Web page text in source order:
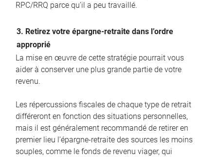
RPC/RRQ parce qu’il a peu travaillé.
3. Retirez votre épargne-retraite dans l’ordre
approprié
La mise en œuvre de cette stratégie pourrait vous
aider à conserver une plus grande partie de votre
revenu.
Les répercussions fiscales de chaque type de retrait
différeront en fonction des situations personnelles,
mais il est généralement recommandé de retirer en
premier lieu l’épargne-retraite des sources les moins
souples, comme le fonds de revenu viager, qui